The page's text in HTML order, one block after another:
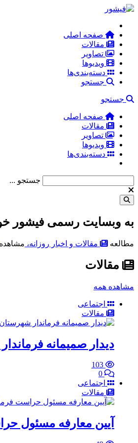
صفحه اصلی
مقالات
تصاویر
ویدیوها
دسته‌بندی‌ها
جستجو
جستجو
صفحه اصلی
مقالات
تصاویر
ویدیوها
دسته‌بندی‌ها
جستجو ...
به وبسایت رسمی فیشور
مطالعه مقالات و اخبار روزانه، مشاهده
مقالات
مشاهده همه
اجتماعی
مقالات
دیدار صمیمانه
103
0
اجتماعی
مقالات
آیین معارفه مسئول